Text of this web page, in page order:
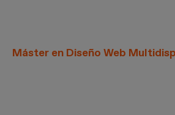
Máster en Diseño Web